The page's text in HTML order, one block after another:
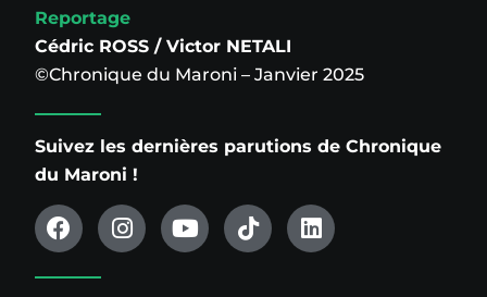
Reportage
Cédric ROSS / Victor NETALI
©Chronique du Maroni – Janvier 2025
Suivez les dernières parutions de Chronique
du Maroni !